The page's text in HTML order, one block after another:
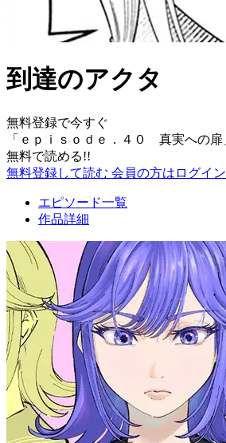
到達のアクタ
無料登録で今すぐ
「 ｅｐｉｓｏｄｅ．４０ 真実への扉
無料で読める!!
無料登録して読む 会員の方はログイン
エピソード一覧
作品詳細